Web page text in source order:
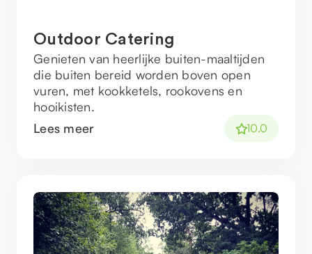
Outdoor Catering
Genieten van heerlijke buiten-maaltijden
die buiten bereid worden boven open
vuren, met kookketels, rookovens en
hooikisten.
Lees meer
10.0